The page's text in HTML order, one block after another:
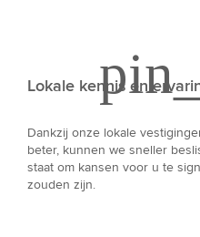
Lokale kennis en
Dankzij onze lokale
beter, kunnen we sneller
staat om kansen voor u te
zouden zijn.